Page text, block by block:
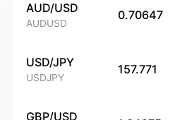
AUD/USD
AUDUSD
0.70647
USD/JPY
USDJPY
157.771
GBP/USD